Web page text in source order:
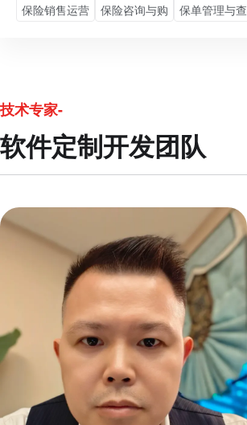
保险销售运营 保险咨询与购 保单管理与查
技术专家-
软件定制开发团队